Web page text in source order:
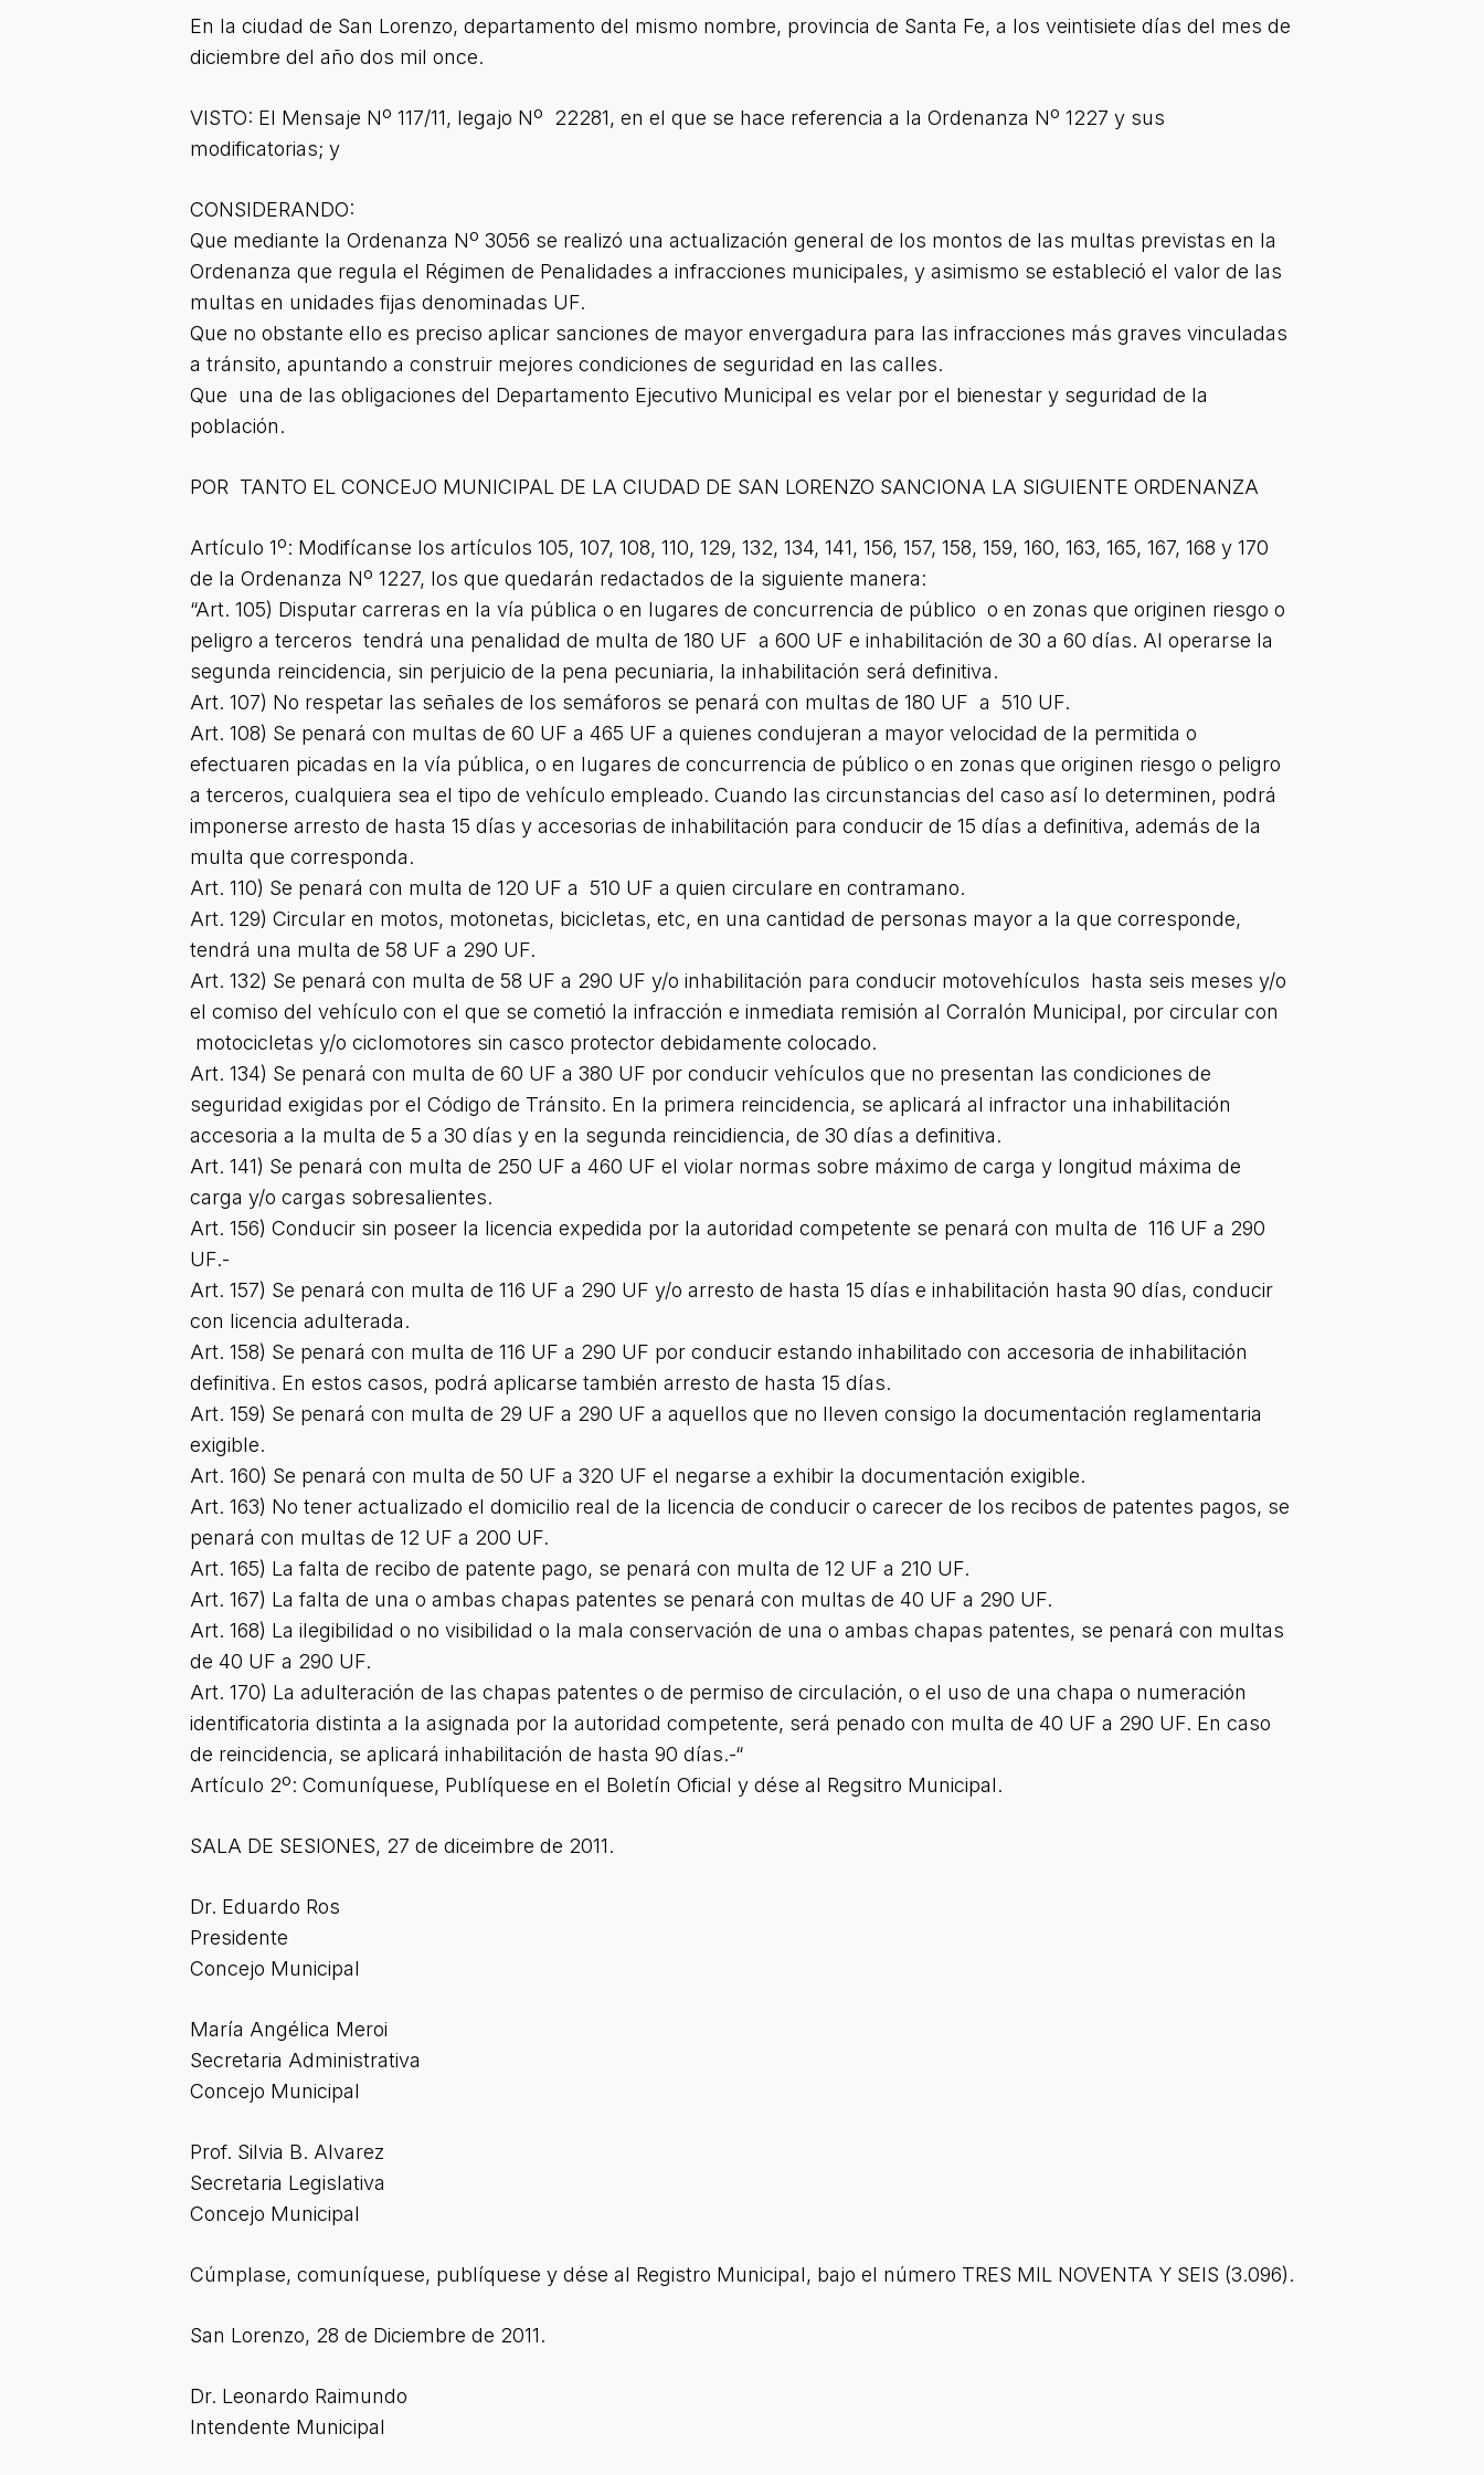
En la ciudad de San Lorenzo, departamento del mismo nombre, provincia de Santa Fe, a los veintisiete días del mes de
diciembre del año dos mil once.
VISTO: El Mensaje Nº 117/11, legajo Nº 22281, en el que se hace referencia a la Ordenanza Nº 1227 y sus
modificatorias; y
CONSIDERANDO:
Que mediante la Ordenanza Nº 3056 se realizó una actualización general de los montos de las multas previstas en la
Ordenanza que regula el Régimen de Penalidades a infracciones municipales, y asimismo se estableció el valor de las
multas en unidades fijas denominadas UF.
Que no obstante ello es preciso aplicar sanciones de mayor envergadura para las infracciones más graves vinculadas
a tránsito, apuntando a construir mejores condiciones de seguridad en las calles.
Que una de las obligaciones del Departamento Ejecutivo Municipal es velar por el bienestar y seguridad de la
población.
POR TANTO EL CONCEJO MUNICIPAL DE LA CIUDAD DE SAN LORENZO SANCIONA LA SIGUIENTE ORDENANZA
Artículo 1º: Modifícanse los artículos 105, 107, 108, 110, 129, 132, 134, 141, 156, 157, 158, 159, 160, 163, 165, 167, 168 y 170
de la Ordenanza Nº 1227, los que quedarán redactados de la siguiente manera:
“Art. 105) Disputar carreras en la vía pública o en lugares de concurrencia de público o en zonas que originen riesgo o
peligro a terceros tendrá una penalidad de multa de 180 UF a 600 UF e inhabilitación de 30 a 60 días. Al operarse la
segunda reincidencia, sin perjuicio de la pena pecuniaria, la inhabilitación será definitiva.
Art. 107) No respetar las señales de los semáforos se penará con multas de 180 UF a 510 UF.
Art. 108) Se penará con multas de 60 UF a 465 UF a quienes condujeran a mayor velocidad de la permitida o
efectuaren picadas en la vía pública, o en lugares de concurrencia de público o en zonas que originen riesgo o peligro
a terceros, cualquiera sea el tipo de vehículo empleado. Cuando las circunstancias del caso así lo determinen, podrá
imponerse arresto de hasta 15 días y accesorias de inhabilitación para conducir de 15 días a definitiva, además de la
multa que corresponda.
Art. 110) Se penará con multa de 120 UF a 510 UF a quien circulare en contramano.
Art. 129) Circular en motos, motonetas, bicicletas, etc, en una cantidad de personas mayor a la que corresponde,
tendrá una multa de 58 UF a 290 UF.
Art. 132) Se penará con multa de 58 UF a 290 UF y/o inhabilitación para conducir motovehículos hasta seis meses y/o
el comiso del vehículo con el que se cometió la infracción e inmediata remisión al Corralón Municipal, por circular con
motocicletas y/o ciclomotores sin casco protector debidamente colocado.
Art. 134) Se penará con multa de 60 UF a 380 UF por conducir vehículos que no presentan las condiciones de
seguridad exigidas por el Código de Tránsito. En la primera reincidencia, se aplicará al infractor una inhabilitación
accesoria a la multa de 5 a 30 días y en la segunda reincidiencia, de 30 días a definitiva.
Art. 141) Se penará con multa de 250 UF a 460 UF el violar normas sobre máximo de carga y longitud máxima de
carga y/o cargas sobresalientes.
Art. 156) Conducir sin poseer la licencia expedida por la autoridad competente se penará con multa de 116 UF a 290
UF.-
Art. 157) Se penará con multa de 116 UF a 290 UF y/o arresto de hasta 15 días e inhabilitación hasta 90 días, conducir
con licencia adulterada.
Art. 158) Se penará con multa de 116 UF a 290 UF por conducir estando inhabilitado con accesoria de inhabilitación
definitiva. En estos casos, podrá aplicarse también arresto de hasta 15 días.
Art. 159) Se penará con multa de 29 UF a 290 UF a aquellos que no lleven consigo la documentación reglamentaria
exigible.
Art. 160) Se penará con multa de 50 UF a 320 UF el negarse a exhibir la documentación exigible.
Art. 163) No tener actualizado el domicilio real de la licencia de conducir o carecer de los recibos de patentes pagos, se
penará con multas de 12 UF a 200 UF.
Art. 165) La falta de recibo de patente pago, se penará con multa de 12 UF a 210 UF.
Art. 167) La falta de una o ambas chapas patentes se penará con multas de 40 UF a 290 UF.
Art. 168) La ilegibilidad o no visibilidad o la mala conservación de una o ambas chapas patentes, se penará con multas
de 40 UF a 290 UF.
Art. 170) La adulteración de las chapas patentes o de permiso de circulación, o el uso de una chapa o numeración
identificatoria distinta a la asignada por la autoridad competente, será penado con multa de 40 UF a 290 UF. En caso
de reincidencia, se aplicará inhabilitación de hasta 90 días.-“
Artículo 2º: Comuníquese, Publíquese en el Boletín Oficial y dése al Regsitro Municipal.
SALA DE SESIONES, 27 de diceimbre de 2011.
Dr. Eduardo Ros
Presidente
Concejo Municipal
María Angélica Meroi
Secretaria Administrativa
Concejo Municipal
Prof. Silvia B. Alvarez
Secretaria Legislativa
Concejo Municipal
Cúmplase, comuníquese, publíquese y dése al Registro Municipal, bajo el número TRES MIL NOVENTA Y SEIS (3.096).
San Lorenzo, 28 de Diciembre de 2011.
Dr. Leonardo Raimundo
Intendente Municipal